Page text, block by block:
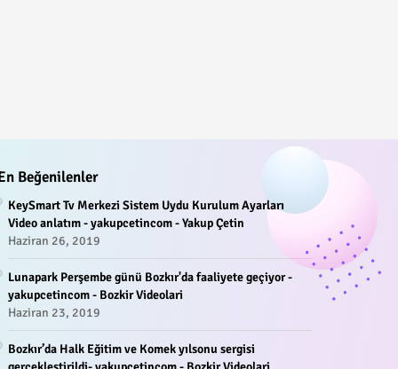
Beğenilenler
KeySmart Tv Merkezi Sistem Uydu Kurulum Ayarları
Video anlatım - yakupcetincom - Yakup Çetin
Haziran 26, 2019
Lunapark Perşembe günü Bozkır'da faaliyete geçiyor -
yakupcetincom - Bozkir Videolari
Haziran 23, 2019
Bozkır’da Halk Eğitim ve Komek yılsonu sergisi